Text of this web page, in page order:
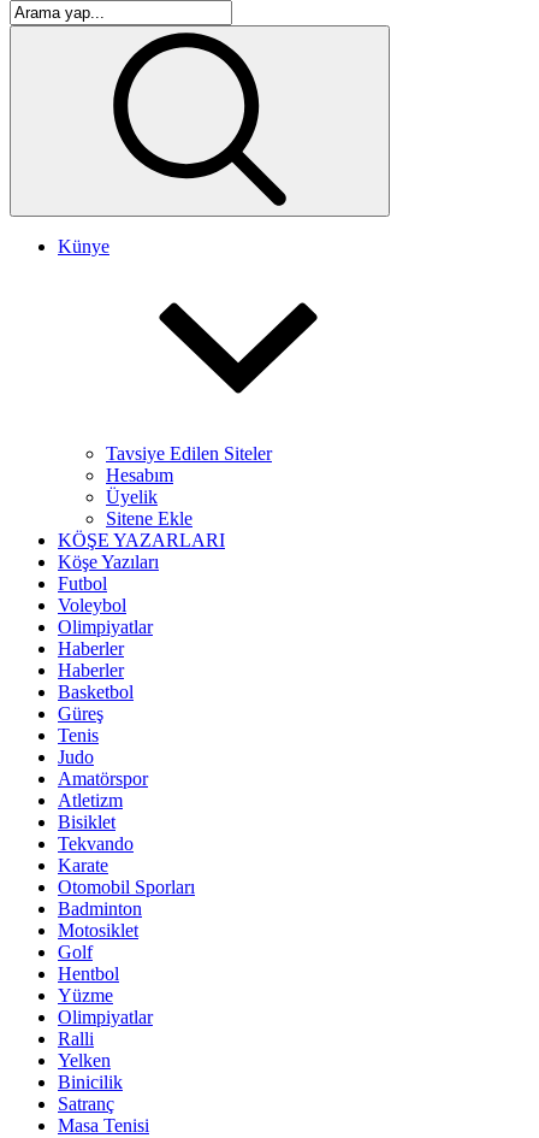
Künye
Tavsiye Edilen Siteler
Hesabım
Üyelik
Sitene Ekle
KÖŞE YAZARLARI
Köşe Yazıları
Futbol
Voleybol
Olimpiyatlar
Haberler
Haberler
Basketbol
Güreş
Tenis
Judo
Amatörspor
Atletizm
Bisiklet
Tekvando
Karate
Otomobil Sporları
Badminton
Motosiklet
Golf
Hentbol
Yüzme
Olimpiyatlar
Ralli
Yelken
Binicilik
Satranç
Masa Tenisi